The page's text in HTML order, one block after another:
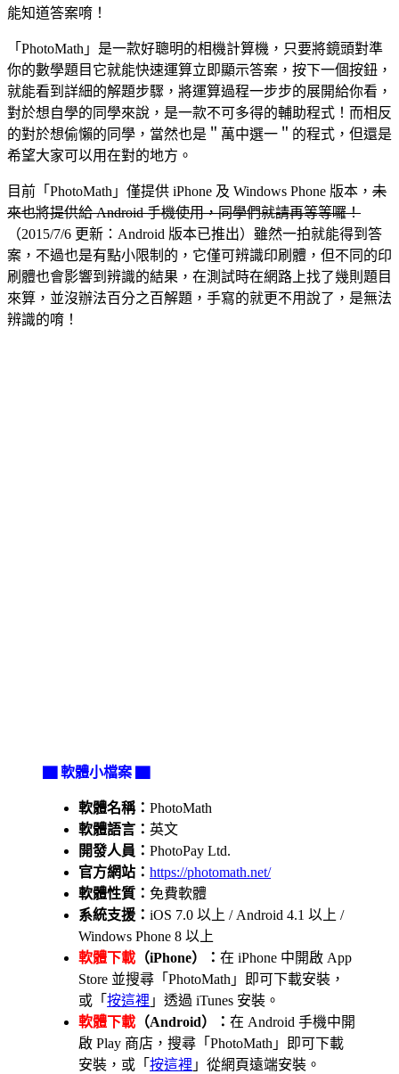
能知道答案唷！
「PhotoMath」是一款好聰明的相機計算機，只要將鏡頭對準
你的數學題目它就能快速運算立即顯示答案，按下一個按鈕，
就能看到詳細的解題步驟，將運算過程一步步的展開給你看，
對於想自學的同學來說，是一款不可多得的輔助程式！而相反
的對於想偷懶的同學，當然也是＂萬中選一＂的程式，但還是
希望大家可以用在對的地方。
目前「PhotoMath」僅提供 iPhone 及 Windows Phone 版本， 未
來也將提供給 Android 手機使用，同學們就請再等等囉！
（2015/7/6 更新：Android 版本已推出）雖然一拍就能得到答
案，不過也是有點小限制的，它僅可辨識印刷體，但不同的印
刷體也會影響到辨識的結果，在測試時在網路上找了幾則題目
來算，並沒辦法百分之百解題，手寫的就更不用說了，是無法
辨識的唷！
▇ 軟體小檔案 ▇
軟體名稱： PhotoMath
軟體語言： 英文
開發人員： PhotoPay Ltd.
官方網站： https://photomath.net/
軟體性質： 免費軟體
系統支援： iOS 7.0 以上 / Android 4.1 以上 /
Windows Phone 8 以上
軟體下載 （iPhone）： 在 iPhone 中開啟 App
Store 並搜尋「PhotoMath」即可下載安裝，
或「 按這裡 」透過 iTunes 安裝。
軟體下載 （Android）： 在 Android 手機中開
啟 Play 商店，搜尋「PhotoMath」即可下載
安裝，或「 按這裡 」從網頁遠端安裝。